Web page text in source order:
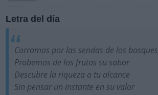
Letra del día
Corramos por las sendas de los bosques
Probemos de los frutos su sabor
Descubre la riqueza a tu alcance
Sin pensar un instante en su valor